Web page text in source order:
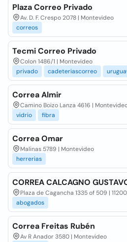
Plaza Correo Privado
Av. D. F. Crespo 2078 | Montevideo
correos
Tecmi Correo Privado
Colon 1486/1 | Montevideo
privado
cadeteriascorreo
Correa Almir
Camino Boizo Lanza 4616 |
vidrio
fibra
Correa Omar
Malinas 5789 | Montevideo
herrerias
CORREA CALCAGNO
Plaza de Cagancha 1335 of 509 |
abogados
Correa Freitas Rubén
Av R Anador 3580 | Montevideo